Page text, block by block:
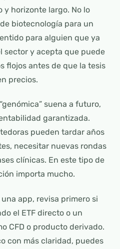
y horizonte largo. No lo
biotecnología para un
para alguien que ya
sector y acepta que puede
flojos antes de que la tesis
precios.
suena a futuro,
garantizada.
pueden tardar años
necesitar nuevas rondas
clínicas. En este tipo de
importa mucho.
app, revisa primero si
el ETF directo o un
CFD o producto derivado.
con más claridad, puedes